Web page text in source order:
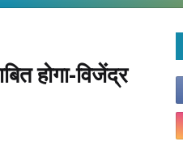
होगा-विजेंद्र